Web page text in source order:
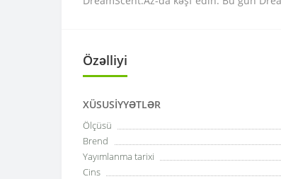
Özəlliyi
XÜSUSIYYƏTLƏR
Ölçüsü
Brend
Yayımlanma tarixi
Cins